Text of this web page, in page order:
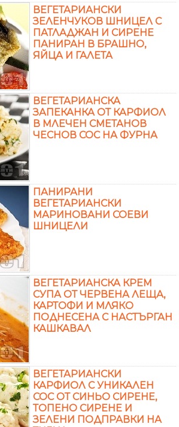
ВЕГЕТАРИАНСКИ
ЗЕЛЕНЧУКОВ ШНИЦЕЛ С
ПАТЛАДЖАН И СИРЕНЕ
ПАНИРАН В БРАШНО,
ЯЙЦА И ГАЛЕТА
ВЕГЕТАРИАНСКА
ЗАПЕКАНКА ОТ КАРФИОЛ
В МЛЕЧЕН СМЕТАНОВ
ЧЕСНОВ СОС НА ФУРНА
ПАНИРАНИ
ВЕГЕТАРИАНСКИ
МАРИНОВАНИ СОЕВИ
ШНИЦЕЛИ
ВЕГЕТАРИАНСКА КРЕМ
СУПА ОТ ЧЕРВЕНА ЛЕЩА,
КАРТОФИ И МЛЯКО
ПОДНЕСЕНА С НАСТЪРГАН
КАШКАВАЛ
ВЕГЕТАРИАНСКИ
КАРФИОЛ С УНИКАЛЕН
СОС ОТ СИНЬО СИРЕНЕ,
ТОПЕНО СИРЕНЕ И
ЗЕЛЕНИ ПОДПРАВКИ НА